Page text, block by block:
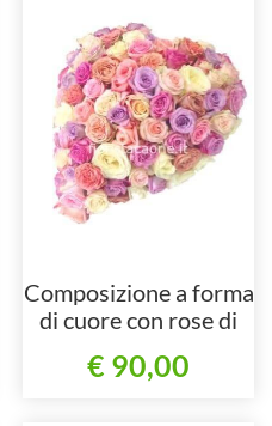
Composizione a forma
di cuore con rose di
€ 90,00